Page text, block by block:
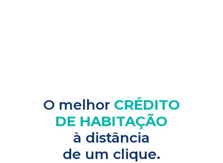
O melhor CRÉDITO
DE HABITAÇÃO
à distância
de um clique.